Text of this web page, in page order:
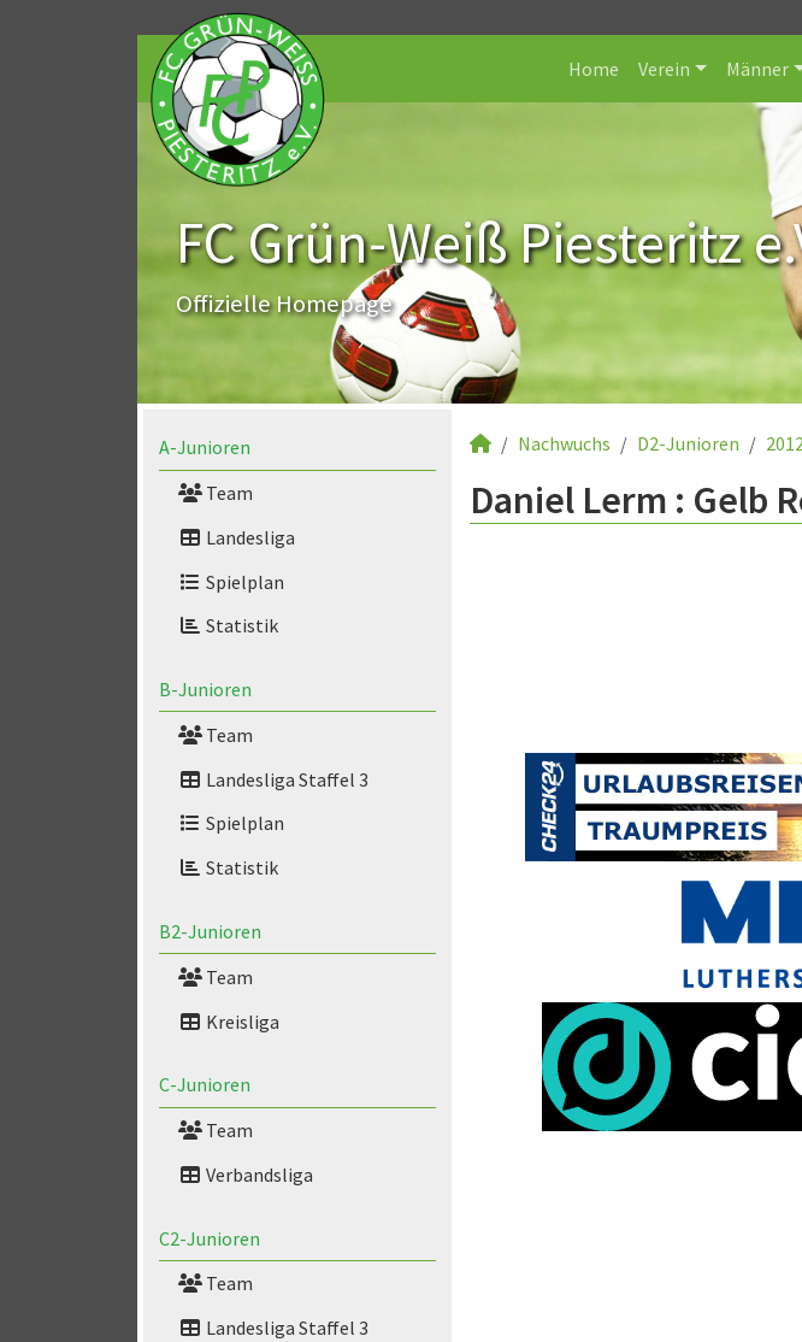
Home Verein Männer
FC Grün-Weiß Piesteritz
Offizielle Homepage
A-Junioren
Team
Landesliga
Spielplan
Statistik
B-Junioren
Team
Landesliga Staffel 3
Spielplan
Statistik
B2-Junioren
Team
Kreisliga
C-Junioren
Team
Verbandsliga
C2-Junioren
Team
Landesliga Staffel 3
Nachwuchs D2-Junioren
Daniel Lerm : Gelb